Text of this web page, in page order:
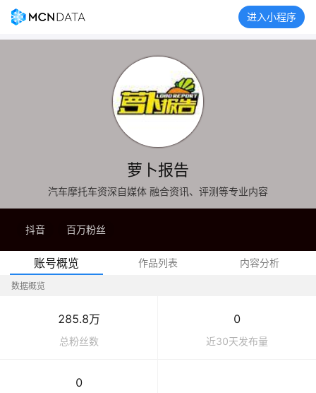
进入小程序
萝卜报告
汽车摩托车资深自媒体 融合资讯、评测等专业内容
抖音 百万粉丝
账号概览 作品列表 内容分析
数据概览
285.8万
总粉丝数
0
近30天发布量
0